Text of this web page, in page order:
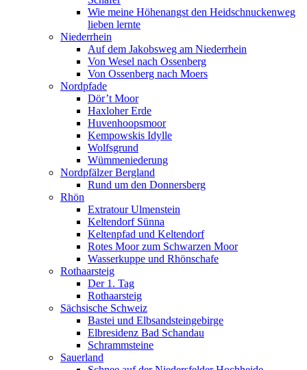
Wie meine Höhenangst den Heidschnuckenweg
lieben lernte
Niederrhein
Auf dem Jakobsweg am Niederrhein
Von Wesel nach Ossenberg
Von Ossenberg nach Moers
Nordpfade
Dör’t Moor
Haxloher Erde
Huvenhoopsmoor
Kempowskis Idylle
Wolfsgrund
Wümmeniederung
Nordpfälzer Bergland
Rund um den Donnersberg
Rhön
Extratour Ulmenstein
Keltendorf Sünna
Keltenpfad und Keltendorf
Rotes Moor zum Schwarzen Moor
Wasserkuppe und Rhönschafe
Rothaarsteig
Der 1. Tag
Rothaarsteig
Sächsische Schweiz
Bastei und Elbsandsteingebirge
Elbresidenz Bad Schandau
Schrammsteine
Sauerland